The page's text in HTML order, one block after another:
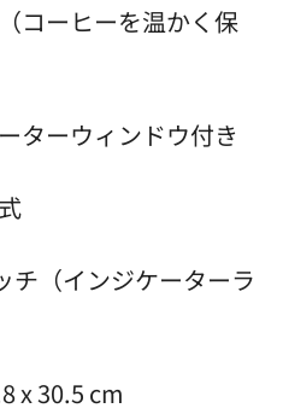
コーヒーを温かく保
ターウィンドウ付き
チ（インジケーターラ
x 30.5 cm